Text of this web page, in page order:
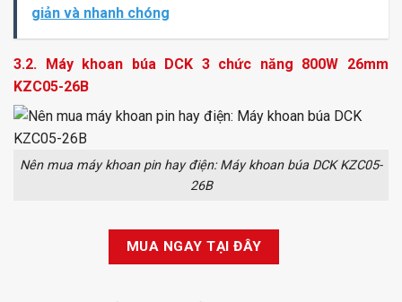
giản và nhanh chóng
3.2. Máy khoan búa DCK 3 chức năng 800W 26mm
KZC05-26B
Nên mua máy khoan pin hay điện: Máy khoan búa DCK KZC05-
26B
MUA NGAY TẠI ĐÂY